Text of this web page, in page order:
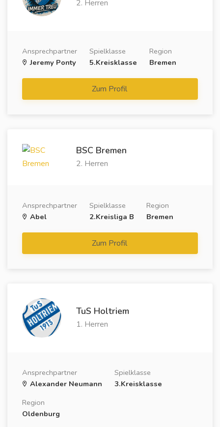
2. Herren
Ansprechpartner
Jeremy Ponty
Spielklasse
5.Kreisklasse
Region
Bremen
Zum Profil
BSC Bremen
2. Herren
Ansprechpartner
Abel
Spielklasse
2.Kreisliga B
Region
Bremen
Zum Profil
TuS Holtriem
1. Herren
Ansprechpartner
Alexander Neumann
Spielklasse
3.Kreisklasse
Region
Oldenburg